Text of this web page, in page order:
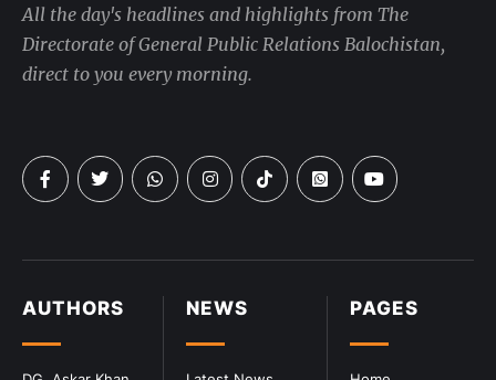
PAGES
NEWS
AUTHORS
All the day's headlines and highlights from The
Directorate of General Public Relations Balochistan,
direct to you every morning.